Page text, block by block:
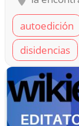
autoedición
disidencias